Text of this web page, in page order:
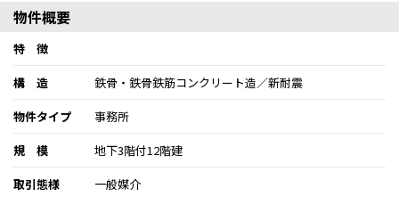
物件概要
特 徴
構 造
鉄骨・鉄骨鉄筋コンクリート造／新耐震
物件タイプ
事務所
規 模
地下3階付12階建
取引態様
一般媒介